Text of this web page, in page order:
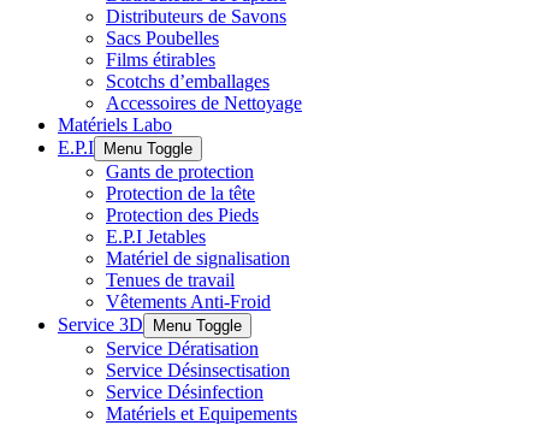
Distributeurs de Savons
Sacs Poubelles
Films étirables
Scotchs d’emballages
Accessoires de Nettoyage
Matériels Labo
E.P.I
Menu Toggle
Gants de protection
Protection de la tête
Protection des Pieds
E.P.I Jetables
Matériel de signalisation
Tenues de travail
Vêtements Anti-Froid
Service 3D
Menu Toggle
Service Dératisation
Service Désinsectisation
Service Désinfection
Matériels et Equipements